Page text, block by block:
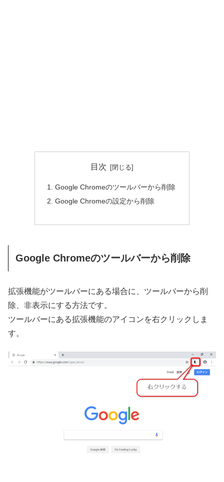
目次
Google Chromeのツールバーから削除
Google Chromeの設定から削除
Google Chromeのツールバーから削除
拡張機能がツールバーにある場合に、ツールバーから削
除、非表示にする方法です。
ツールバーにある拡張機能のアイコンを右クリックしま
す。